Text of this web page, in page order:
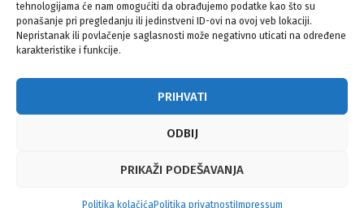
tehnologijama će nam omogućiti da obrađujemo podatke kao što su
ponašanje pri pregledanju ili jedinstveni ID-ovi na ovoj veb lokaciji.
Nepristanak ili povlačenje saglasnosti može negativno uticati na određene
karakteristike i funkcije.
PRIHVATI
ODBIJ
PRIKAŽI PODEŠAVANJA
Politika kolačićaPolitika privatnosti Impressum
Mimohod za žrtve genocida u Srebrenici i ove godine
na ulicama Rijeke
© Vijeće bošnjačke nacionalne manjine Grada Zagreba 2026